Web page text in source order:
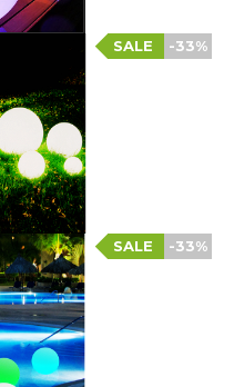
-33%
SALE
-33%
SALE